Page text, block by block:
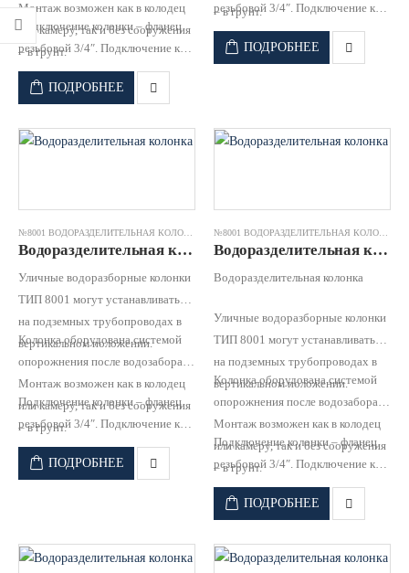
Монтаж возможен как в колодец
или камеру, так и без сооружения
– в грунт.
Подключение колонки – фланец
резьбовой 3/4″. Подключение к
водопроводной сети для забора
воды населением.
ПОДРОБНЕЕ
– в грунт.
резьбовой 3/4″. Подключение к
водопроводной сети для забора
воды населением.
ПОДРОБНЕЕ
Водоразделительная колонка №8001 чугун оцинк.труба RD 1,5 (h=2450) JAFAR
Уличные водоразборные колонки
ТИП 8001 могут устанавливаться
на подземных трубопроводах в
вертикальном положении.
Колонка оборудована системой
опорожнения после водозабора
Монтаж возможен как в колодец
или камеру, так и без сооружения
– в грунт.
Подключение колонки – фланец
резьбовой 3/4″. Подключение к
водопроводной сети для забора
воды населением.
ПОДРОБНЕЕ
Водоразделительная колонка №8001 чугун оцинк.труба RD 1,75 (h=2700) JAFAR
Водоразделительная колонка
Уличные водоразборные колонки
ТИП 8001 могут устанавливаться
на подземных трубопроводах в
вертикальном положении.
Колонка оборудована системой
опорожнения после водозабора
Монтаж возможен как в колодец
или камеру, так и без сооружения
– в грунт.
Подключение колонки – фланец
резьбовой 3/4″. Подключение к
водопроводной сети для забора
воды населением.
ПОДРОБНЕЕ